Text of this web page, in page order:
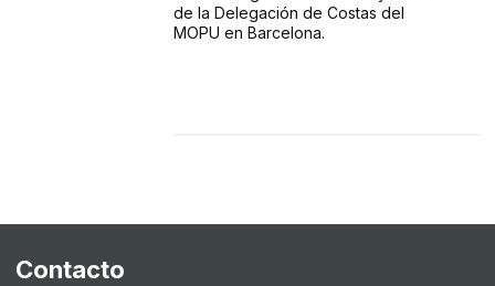
de la Delegación de Costas del
MOPU en Barcelona.
Contacto